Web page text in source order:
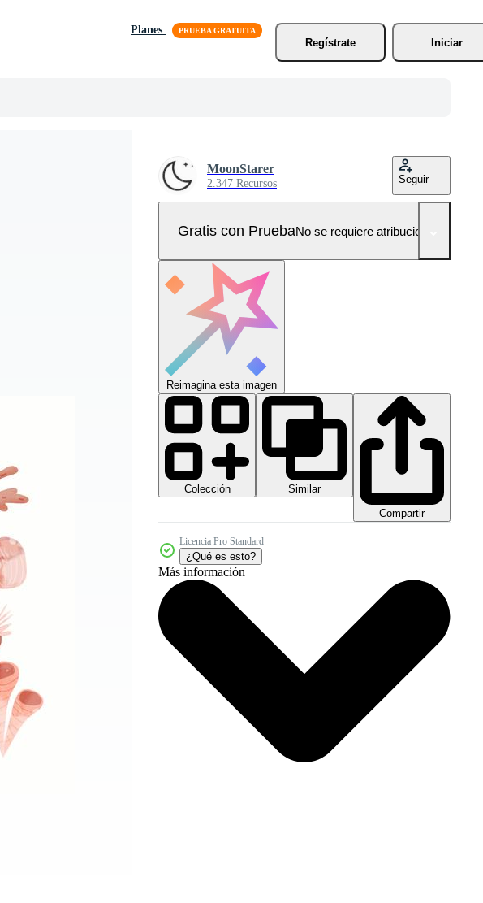
Planes
Regístrate
Iniciar
MoonStarer
2.347 Recursos Seguir
Gratis con PruebaNo se requiere atribución!
Reimagina esta imagen
Colección
Similar
Compartir
Licencia Pro Standard
¿Qué es esto?
Más información